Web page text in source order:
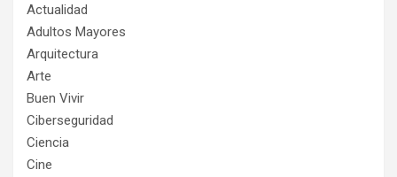
Actualidad
Adultos Mayores
Arquitectura
Arte
Buen Vivir
Ciberseguridad
Ciencia
Cine